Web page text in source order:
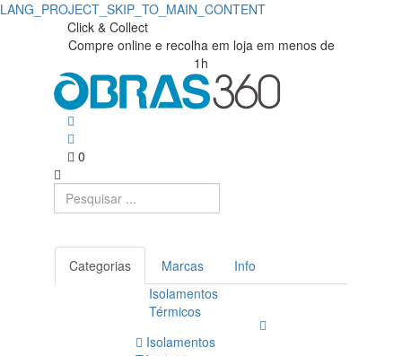
LANG_PROJECT_SKIP_TO_MAIN_CONTENT
Fachadas
Ventiladas
Obras360
Obras360
Materiais
Construção
Click & Collect
Compre online e recolha em loja em menos de
1h
0
Categorias Marcas
Info
Isolamentos
Térmicos
Isolamentos